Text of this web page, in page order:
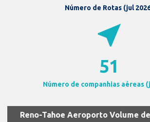
Número de Rotas (jul
near_me
51
Número de companhias aéreas
Reno-Tahoe Aeroporto Volume